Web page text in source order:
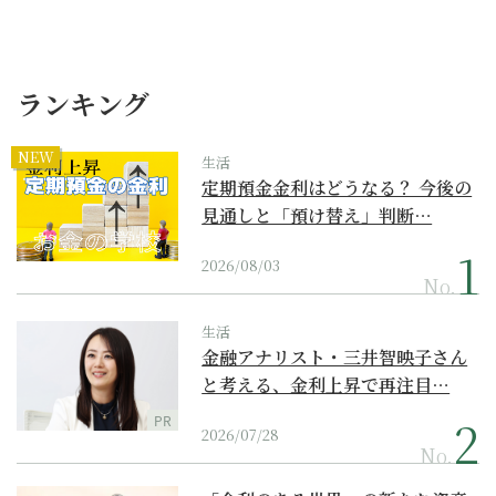
ランキング
NEW 生活
定期預金金利はどうなる？ 今後の
見通しと「預け替え」判断…
2026/08/03
No.
PR
生活
金融アナリスト・三井智映子さん
と考える、金利上昇で再注目…
2026/07/28
No.